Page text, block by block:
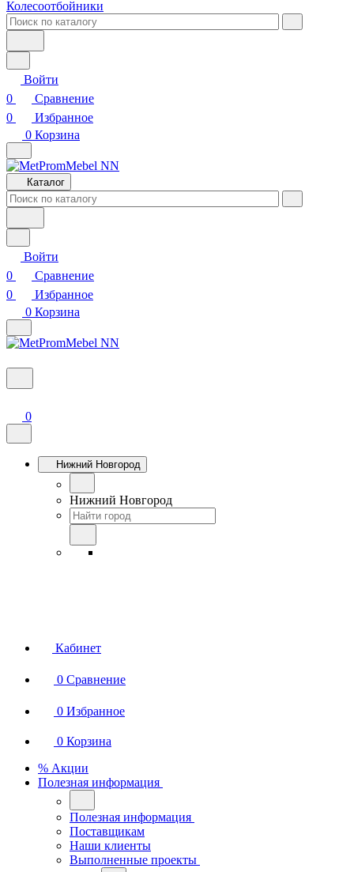
Колесоотбойники
Войти
0
Сравнение
0
Избранное
0 Корзина
Каталог
Войти
0
Сравнение
0
Избранное
0 Корзина
0
Нижний Новгород
Нижний Новгород
Кабинет
0 Сравнение
0 Избранное
0 Корзина
% Акции
Полезная информация
Полезная информация
Поставщикам
Наши клиенты
Выполненные проекты